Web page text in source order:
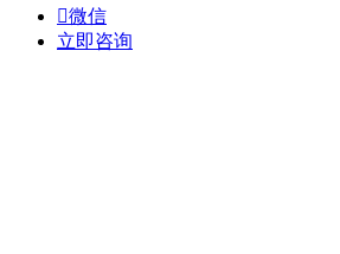
微信
立即咨询